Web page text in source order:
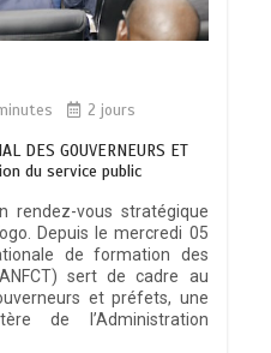
2 jours
DES GOUVERNEURS ET
du service public
rendez-vous stratégique
Depuis le mercredi 05
de formation des
sert de cadre au
et préfets, une
de l’Administration